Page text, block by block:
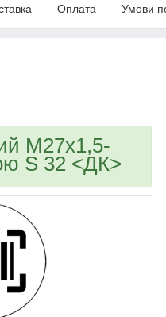
Оплата Умови
М27х1,5-
S 32 <ДК>